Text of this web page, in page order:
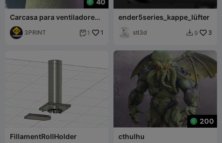
40
Carcasa para ventiladores
5015
3PRINT  1 1
ender5series_kappe_lüfter
stl3d  9 3
FillamentRollHolder
200
cthulhu